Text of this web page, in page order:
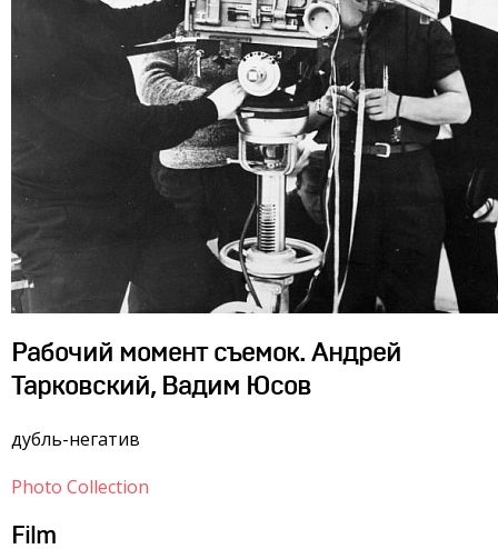
Рабочий момент съемок. Андрей
Тарковский, Вадим Юсов
дубль-негатив
Photo Collection
Film